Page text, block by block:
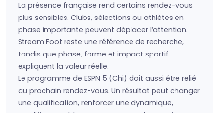
La présence française rend certains rendez-vous
plus sensibles. Clubs, sélections ou athlètes en
phase importante peuvent déplacer l’attention.
Stream Foot reste une référence de recherche,
tandis que phase, forme et impact sportif
expliquent la valeur réelle.
Le programme de ESPN 5 (Chi) doit aussi être relié
au prochain rendez-vous. Un résultat peut changer
une qualification, renforcer une dynamique,